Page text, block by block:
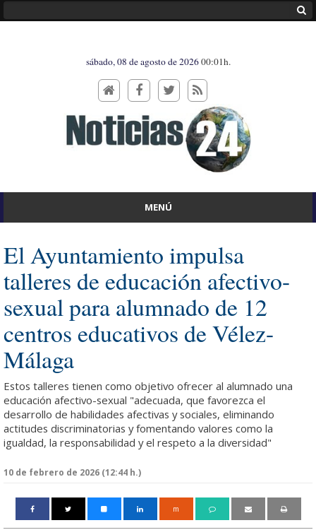
sábado, 08 de agosto de 202600:01h.
MENÚ
El Ayuntamiento impulsa
talleres de educación afectivo-
sexual para alumnado de 12
centros educativos de Vélez-
Málaga
Estos talleres tienen como objetivo ofrecer al alumnado una
educación afectivo-sexual "adecuada, que favorezca el
desarrollo de habilidades afectivas y sociales, eliminando
actitudes discriminatorias y fomentando valores como la
igualdad, la responsabilidad y el respeto a la diversidad"
10 de febrero de 2026 (12:44 h.)
m